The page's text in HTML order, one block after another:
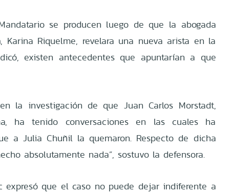
se producen luego de que la abogada
Karina Riquelme, revelara una nueva arista en la
existen antecedentes que apuntarían a que
la investigación de que Juan Carlos Morstadt,
ha tenido conversaciones en las cuales ha
a Julia Chuñil la quemaron. Respecto de dicha
absolutamente nada”, sostuvo la defensora.
expresó que el caso no puede dejar indiferente a